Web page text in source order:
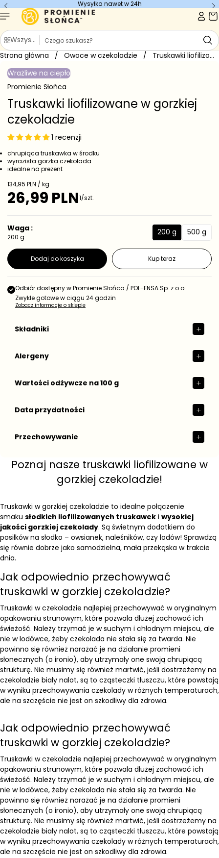
treści
Wysyłka nawet w 24h
Wszystkie kategorie
S
z
u
a
j
Strona główna / Owoce w czekoladzie / Truskawki liofilizowane w gorzkiej czekoladzie
Przejdź do
o
produkcie
Wrażliwe na ciepło
Promienie Słońca
Truskawki liofilizowane w gorzkiej
czekoladzie
1 recenzji
chrupiąca truskawka w środku
wyrazista gorzka czekolada
idealne na prezent
C
e
n
j
d
n
s
t
o
w
a
134,95 PLN / kg
C
n
a
r
g
u
r
26,99 PLN1/szt.
Waga :
200 g
2
0
0
g
200 g
5
0
g
500 g
Dodaj do koszyka Kup teraz
Odbiór dostępny wPromienie Słońca / POL-ENSA Sp. z o.o.
Zwykle gotowe w ciągu 24 godzin
Zobacz informacje o sklepie
Składniki
Alergeny
Wartości odżywcze na 100 g
Data przydatności
Przechowywanie
Poznaj nasze truskawki liofilizowane w
gorzkiej czekoladzie!
Truskawki w gorzkiej czekoladzie to idealne połączenie
smaku słodkich liofilizowanych truskawek i wysokiej
jakości gorzkiej czekolady. Są świetnym dodatkiem do
posiłków na słodko – owsianek, naleśników, czy lodów! Sprawdzą
się równie dobrze jako samodzielna, mała przekąska w trakcie
dnia.
Jak odpowiednio przechowywać
truskawki w gorzkiej czekoladzie?
Truskawki w czekoladzie najlepiej przechowywać w oryginalnym
opakowaniu strunowym, które pozwala dłużej zachować ich
świeżość. Należy trzymać je w suchym i chłodnym miejscu, ale
nie w lodówce, żeby czekolada nie stała się za twarda. Nie
powinno się również narażać je na działanie promieni
słonecznych (o ironio), aby utrzymały one swoją chrupiącą
strukturę. Nie musimy się również martwić, jeśli dostrzeżemy na
czekoladzie biały nalot, są to cząsteczki tłuszczu, które powstają
w wyniku przechowywania czekolady w różnych temperaturach,
ale na szczęście nie jest on szkodliwy dla zdrowia.
Jak odpowiednio przechowywać
truskawki w gorzkiej czekoladzie?
Truskawki w czekoladzie najlepiej przechowywać w oryginalnym
opakowaniu strunowym, które pozwala dłużej zachować ich
świeżość. Należy trzymać je w suchym i chłodnym miejscu, ale
nie w lodówce, żeby czekolada nie stała się za twarda. Nie
powinno się również narażać je na działanie promieni
słonecznych (o ironio), aby utrzymały one swoją chrupiącą
strukturę. Nie musimy się również martwić, jeśli dostrzeżemy na
czekoladzie biały nalot, są to cząsteczki tłuszczu, które powstają
w wyniku przechowywania czekolady w różnych temperaturach,
ale na szczęście nie jest on szkodliwy dla zdrowia.